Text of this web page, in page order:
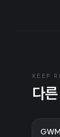
KEEP
다